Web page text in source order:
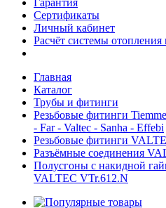
Гарантия
Сертификаты
Личный кабинет
Расчёт системы отопления
Главная
Каталог
Трубы и фитинги
Резьбовые фитинги
- Far - Valtec - Sanha - Effebi
Резьбовые фитинги
Разъёмные соединения
Полусгоны с накидной
VALTEC VTr.612.N